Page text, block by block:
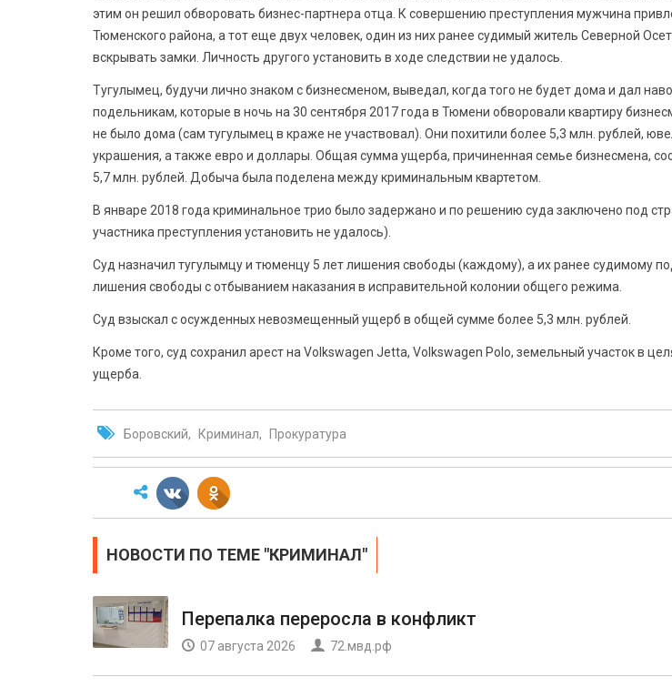
этим он решил обворовать бизнес-партнера отца. К совершению преступления мужчина
Тюменского района, а тот еще двух человек, один из них ранее судимый житель Северной
вскрывать замки. Личность другого установить в ходе следствии не удалось.
Тугулымец, будучи лично знаком с бизнесменом, выведал, когда того не будет дома и дал
подельникам, которые в ночь на 30 сентября 2017 года в Тюмени обворовали квартиру
не было дома (сам тугулымец в краже не участвовал). Они похитили более 5,3 млн. рублей,
украшения, а также евро и доллары. Общая сумма ущерба, причиненная семье бизнесмена,
5,7 млн. рублей. Добыча была поделена между криминальным квартетом.
В январе 2018 года криминальное трио было задержано и по решению суда заключено под
участника преступления установить не удалось).
Суд назначил тугулымцу и тюменцу 5 лет лишения свободы (каждому), а их ранее судимому
лишения свободы с отбыванием наказания в исправительной колонии общего режима.
Суд взыскал с осужденных невозмещенный ущерб в общей сумме более 5,3 млн. рублей.
Кроме того, суд сохранил арест на Volkswagen Jetta, Volkswagen Polo, земельный участок в
ущерба.
Боровский Криминал Прокуратура
НОВОСТИ ПО ТЕМЕ "КРИМИНАЛ"
Перепалка переросла в конфликт
07 августа 2026 72.мвд.рф